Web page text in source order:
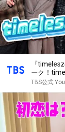
『
ーク！
【TBS】
TBS公式